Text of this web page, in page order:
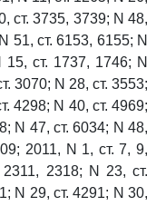
ст. 3735, 3739; N 48,
51, ст. 6153, 6155; N
ст. 1737, 1746; N
3070; N 28, ст. 3553;
4298; N 40, ст. 4969;
N 47, ст. 6034; N 48,
2011, N 1, ст. 7, 9,
2318; N 23, ст.
N 29, ст. 4291; N 30,